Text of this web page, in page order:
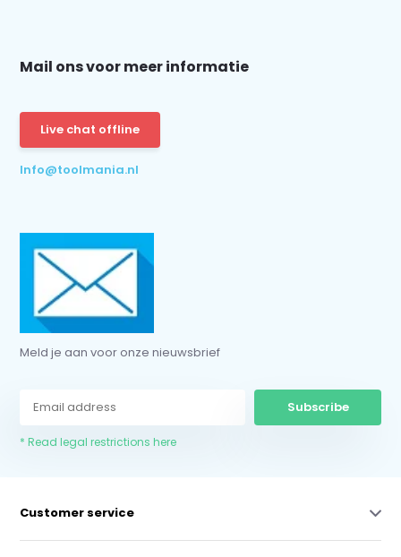
Mail ons voor meer informatie
Live chat offline
Info@toolmania.nl
Meld je aan voor onze nieuwsbrief
Subscribe
* Read legal restrictions here
Customer service
* Read legal restrictions here